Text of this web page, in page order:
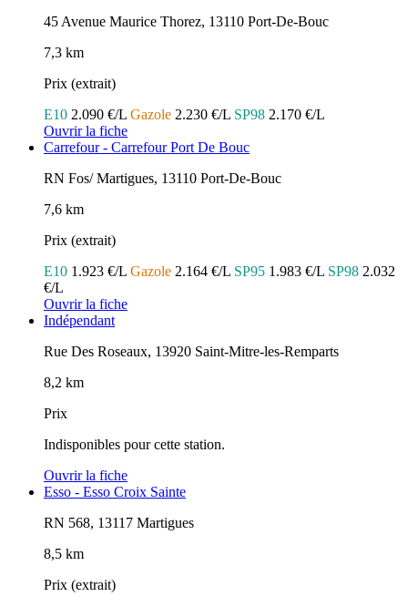
45 Avenue Maurice Thorez, 13110 Port-De-Bouc
7,3 km
Prix (extrait)
E10 2.090 €/L Gazole 2.230 €/L SP98 2.170 €/L
Ouvrir la fiche
Carrefour - Carrefour Port De Bouc
RN Fos/ Martigues, 13110 Port-De-Bouc
7,6 km
Prix (extrait)
E10 1.923 €/L Gazole 2.164 €/L SP95 1.983 €/L SP98 2.032
€/L
Ouvrir la fiche
Indépendant
Rue Des Roseaux, 13920 Saint-Mitre-les-Remparts
8,2 km
Prix
Indisponibles pour cette station.
Ouvrir la fiche
Esso - Esso Croix Sainte
RN 568, 13117 Martigues
8,5 km
Prix (extrait)